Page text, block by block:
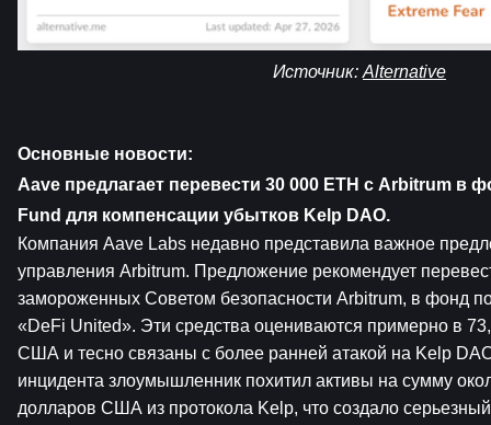
Источник: Alternative
Основные новости:
Aave предлагает перевести 30 000 ETH с Arbitrum в
Fund для компенсации убытков Kelp DAO.
Компания Aave Labs недавно представила важное
управления Arbitrum. Предложение рекомендует
замороженных Советом безопасности Arbitrum, в фонд
«DeFi United». Эти средства оцениваются примерно в
США и тесно связаны с более ранней атакой на Kelp
инцидента злоумышленник похитил активы на сумму
долларов США из протокола Kelp, что создало